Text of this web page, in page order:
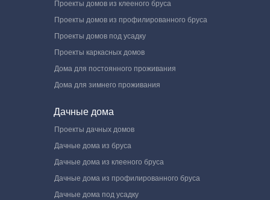
Проекты домов из клееного бруса
Проекты домов из профилированного бруса
Проекты домов под усадку
Проекты каркасных домов
Дома для постоянного проживания
Дома для зимнего проживания
Дачные дома
Проекты дачных домов
Дачные дома из бруса
Дачные дома из клееного бруса
Дачные дома из профилированного бруса
Дачные дома под усадку